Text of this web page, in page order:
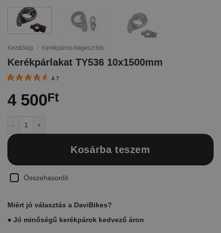
Kezdőlap / Kerékpáros kiegészítők
Kerékpárlakat TY536 10x1500mm
4.7
4 500Ft
Kosárba teszem
Összehasonlít
Miért jó választás a DaviBikes?
● Jó minőségű kerékpárok kedvező áron